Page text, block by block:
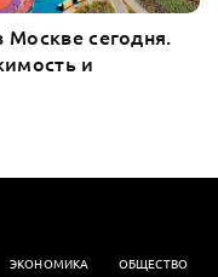
сегодня.
и
ЭКОНОМИКА
OБЩЕСТВО